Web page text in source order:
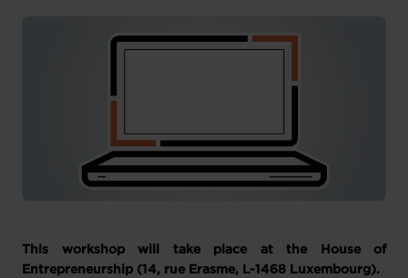
This workshop will take place at the House of
Entrepreneurship (14, rue Erasme, L-1468 Luxembourg).